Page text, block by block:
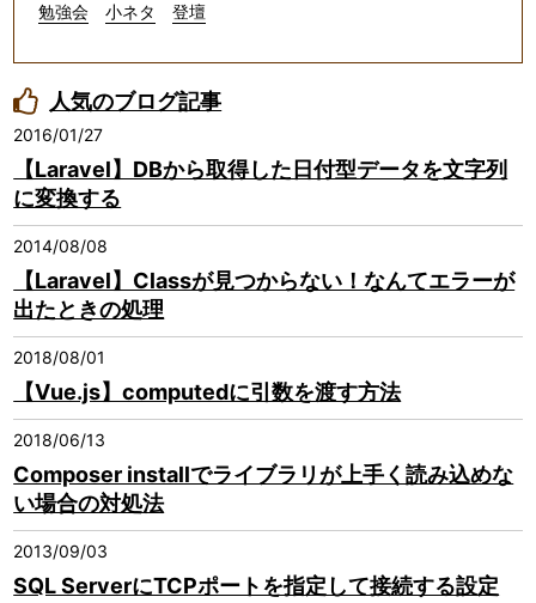
勉強会
小ネタ 登壇
人気のブログ記事
2016/01/27
【Laravel】DBから取得した日付型データを文字列
に変換する
2014/08/08
【Laravel】Classが見つからない！なんてエラーが
出たときの処理
2018/08/01
【Vue.js】computedに引数を渡す方法
2018/06/13
Composer installでライブラリが上手く読み込めな
い場合の対処法
2013/09/03
SQL ServerにTCPポートを指定して接続する設定